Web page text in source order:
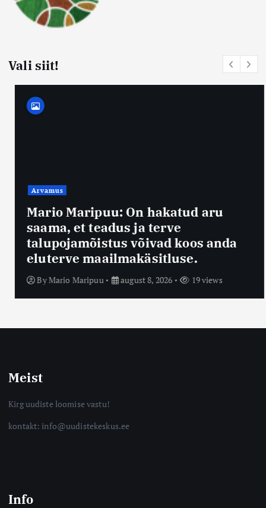
Vali siit!
Arvamus
Mario Maripuu: On hakatud aru
saama, et teadus ja terve
talupojamõistus võivad koos anda
eluterve maailmakäsitluse.
ByMario Maripuu august 8, 2026 19 views
Meist
Kirg uudiste loomise vastu!
kontakt: info@uudistekeskus.ee
Info